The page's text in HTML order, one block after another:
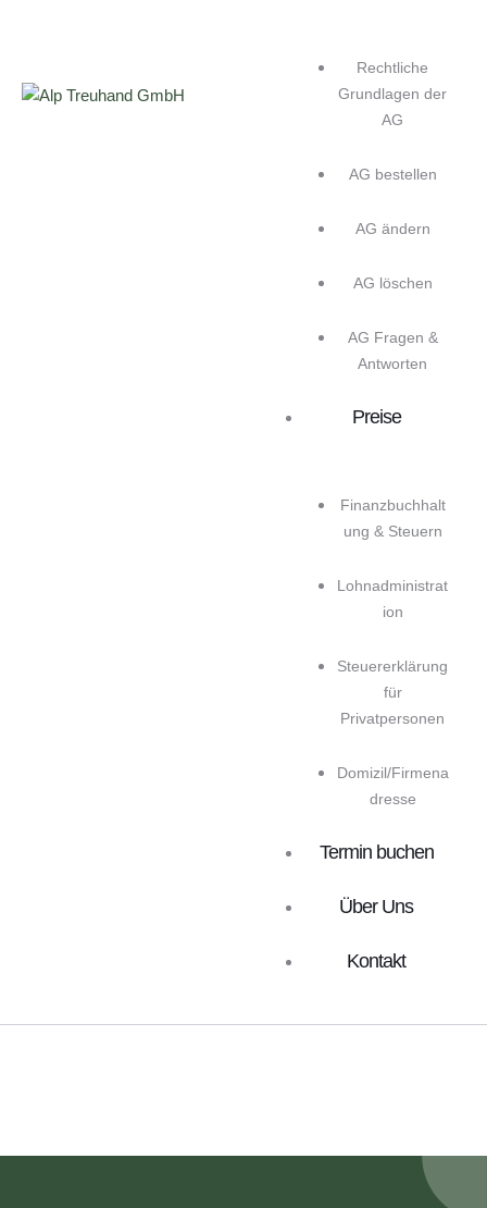
Rechtliche
Grundlagen der
AG
AG bestellen
AG ändern
AG löschen
AG Fragen &
Antworten
Preise
Finanzbuchhalt
ung & Steuern
Lohnadministrat
ion
Steuererklärung
für
Privatpersonen
Domizil/Firmena
dresse
Termin buchen
Über Uns
Kontakt